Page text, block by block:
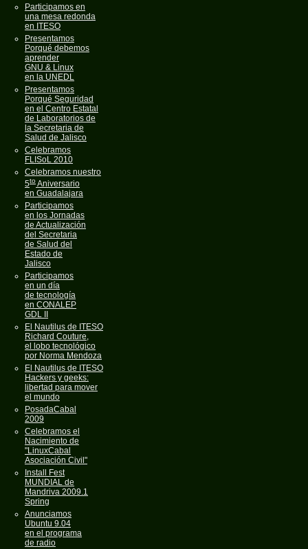
Participamos en
una mesa redonda
en ITESO
Presentamos
Porqué debemos
aprender
GNU & Linux
en la UNEDL
Presentamos
Porqué Seguridad
en el Centro Estatal
de Laboratorios de
la Secretaria de
Salud de Jalisco
Celebramos
FLISoL 2010
Celebramos nuestro
5toAniversario
en Guadalajara
Participamos
en los Jornadas
de Actualización
del Secretaria
de Salud del
Estado de
Jalisco
Participamos
en un día
de tecnología
en CONALEP
GDL II
El Nautilus de ITESO
Richard Couture,
el lobo tecnológico
por Norma Mendoza
El Nautilus de ITESO
Hackers y geeks:
libertad para mover
el mundo
PosadaCabal
2009
Celebramos el
Nacimiento de
"LinuxCabal
Asociación Civil"
Install Fest
MUNDIAL de
Mandriva 2009.1
Spring
Anunciamos
Ubuntu 9.04
en el programa
de radio